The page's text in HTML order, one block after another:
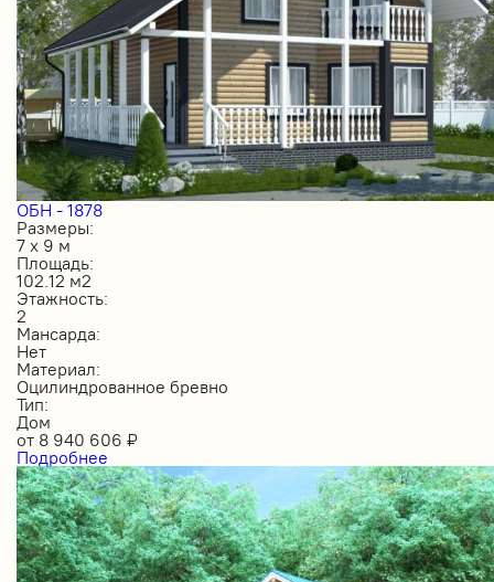
ОБН - 1878
Размеры:
7 х 9 м
Площадь:
102.12 м2
Этажность:
2
Мансарда:
Нет
Материал:
Оцилиндрованное бревно
Тип:
Дом
от 8 940 606 ₽
Подробнее